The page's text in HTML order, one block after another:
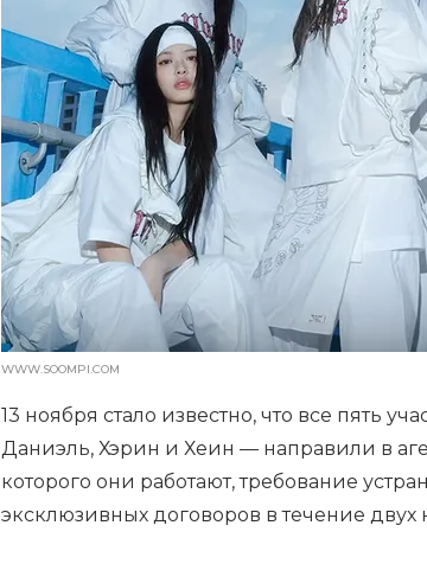
WWW.SOOMPI.COM
13 ноября стало известно, что все пять
Даниэль, Хэрин и Хеин — направили в
которого они работают, требование
эксклюзивных договоров в течение